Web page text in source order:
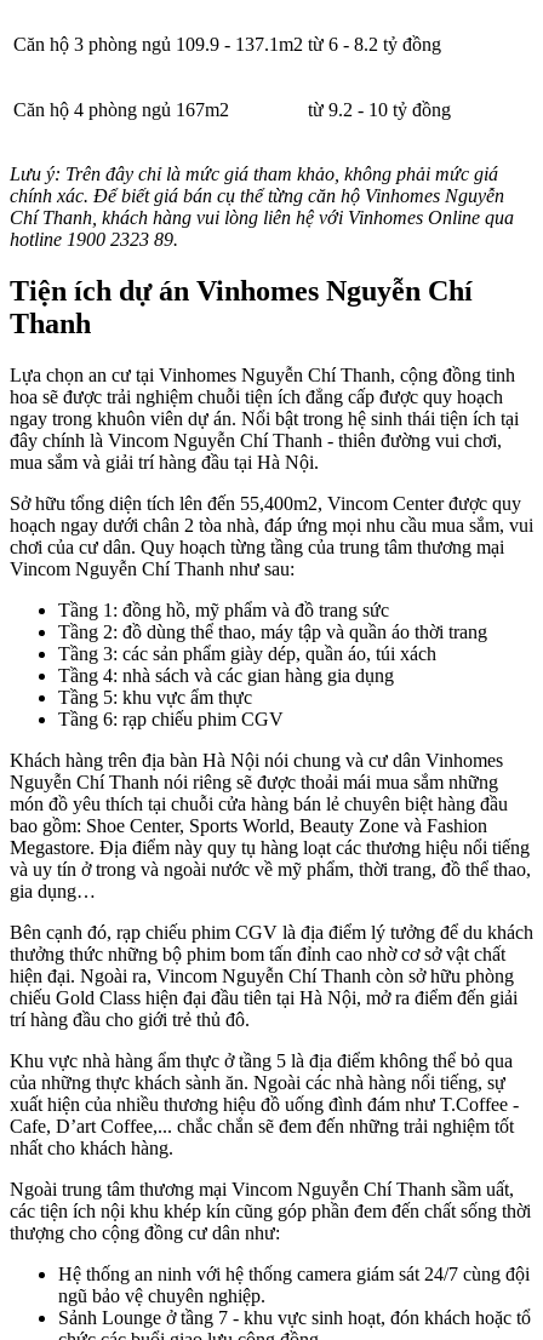
Căn hộ 3 phòng ngủ 109.9 - 137.1m2 từ 6 - 8.2 tỷ đồng
Căn hộ 4 phòng ngủ 167m2 từ 9.2 - 10 tỷ đồng
Lưu ý: Trên đây chỉ là mức giá tham khảo, không phải mức giá
chính xác. Để biết giá bán cụ thể từng căn hộ Vinhomes Nguyễn
Chí Thanh, khách hàng vui lòng liên hệ với Vinhomes Online qua
hotline 1900 2323 89.
Tiện ích dự án Vinhomes Nguyễn Chí
Thanh
Lựa chọn an cư tại Vinhomes Nguyễn Chí Thanh, cộng đồng tinh
hoa sẽ được trải nghiệm chuỗi tiện ích đẳng cấp được quy hoạch
ngay trong khuôn viên dự án. Nổi bật trong hệ sinh thái tiện ích tại
đây chính là Vincom Nguyễn Chí Thanh - thiên đường vui chơi,
mua sắm và giải trí hàng đầu tại Hà Nội.
Sở hữu tổng diện tích lên đến 55,400m2, Vincom Center được quy
hoạch ngay dưới chân 2 tòa nhà, đáp ứng mọi nhu cầu mua sắm, vui
chơi của cư dân. Quy hoạch từng tầng của trung tâm thương mại
Vincom Nguyễn Chí Thanh như sau:
Tầng 1: đồng hồ, mỹ phẩm và đồ trang sức
Tầng 2: đồ dùng thể thao, máy tập và quần áo thời trang
Tầng 3: các sản phẩm giày dép, quần áo, túi xách
Tầng 4: nhà sách và các gian hàng gia dụng
Tầng 5: khu vực ẩm thực
Tầng 6: rạp chiếu phim CGV
Khách hàng trên địa bàn Hà Nội nói chung và cư dân Vinhomes
Nguyễn Chí Thanh nói riêng sẽ được thoải mái mua sắm những
món đồ yêu thích tại chuỗi cửa hàng bán lẻ chuyên biệt hàng đầu
bao gồm: Shoe Center, Sports World, Beauty Zone và Fashion
Megastore. Địa điểm này quy tụ hàng loạt các thương hiệu nổi tiếng
và uy tín ở trong và ngoài nước về mỹ phẩm, thời trang, đồ thể thao,
gia dụng…
Bên cạnh đó, rạp chiếu phim CGV là địa điểm lý tưởng để du khách
thưởng thức những bộ phim bom tấn đỉnh cao nhờ cơ sở vật chất
hiện đại. Ngoài ra, Vincom Nguyễn Chí Thanh còn sở hữu phòng
chiếu Gold Class hiện đại đầu tiên tại Hà Nội, mở ra điểm đến giải
trí hàng đầu cho giới trẻ thủ đô.
Khu vực nhà hàng ẩm thực ở tầng 5 là địa điểm không thể bỏ qua
của những thực khách sành ăn. Ngoài các nhà hàng nổi tiếng, sự
xuất hiện của nhiều thương hiệu đồ uống đình đám như T.Coffee -
Cafe, D’art Coffee,... chắc chắn sẽ đem đến những trải nghiệm tốt
nhất cho khách hàng.
Ngoài trung tâm thương mại Vincom Nguyễn Chí Thanh sầm uất,
các tiện ích nội khu khép kín cũng góp phần đem đến chất sống thời
thượng cho cộng đồng cư dân như:
Hệ thống an ninh với hệ thống camera giám sát 24/7 cùng đội
ngũ bảo vệ chuyên nghiệp.
Sảnh Lounge ở tầng 7 - khu vực sinh hoạt, đón khách hoặc tổ